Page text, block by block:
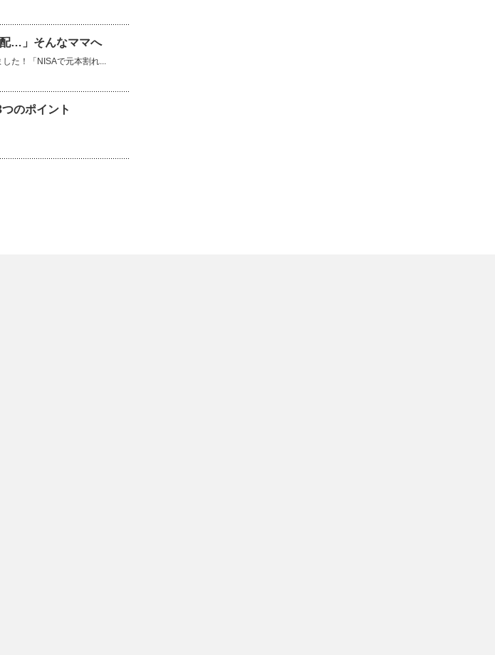
配…」そんなママへ
た！「NISAで元本割れ...
のポイント